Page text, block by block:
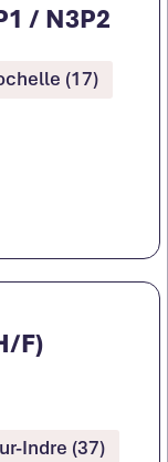
/ N3P2
(17)
F)
Indre (37)